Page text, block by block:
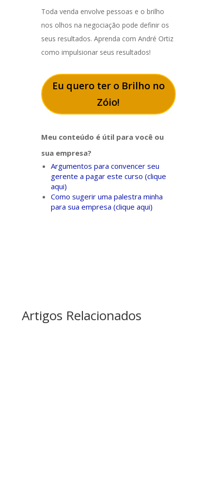
Toda venda envolve pessoas e o brilho
nos olhos na negociação pode definir os
seus resultados. Aprenda com André Ortiz
como impulsionar seus resultados!
Eu quero ter o Brilho no
Zóio!
Meu conteúdo é útil para você ou
sua empresa?
Argumentos para convencer seu
gerente a pagar este curso (clique
aqui)
Como sugerir uma palestra minha
para sua empresa (clique aqui)
Artigos Relacionados